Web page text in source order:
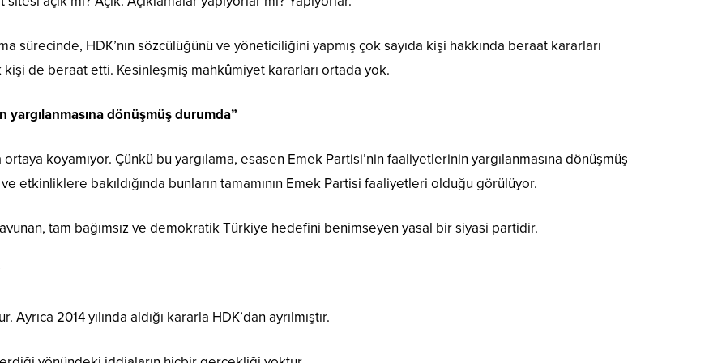
sürecinde, HDK’nın sözcülüğünü ve yöneticiliğini yapmış çok sayıda kişi hakkında beraat kararları
de beraat etti. Kesinleşmiş mahkûmiyet kararları ortada yok.
yargılanmasına dönüşmüş durumda”
koyamıyor. Çünkü bu yargılama, esasen Emek Partisi’nin faaliyetlerinin yargılanmasına dönüşmüş
etkinliklere bakıldığında bunların tamamının Emek Partisi faaliyetleri olduğu görülüyor.
tam bağımsız ve demokratik Türkiye hedefini benimseyen yasal bir siyasi partidir.
2014 yılında aldığı kararla HDK’dan ayrılmıştır.